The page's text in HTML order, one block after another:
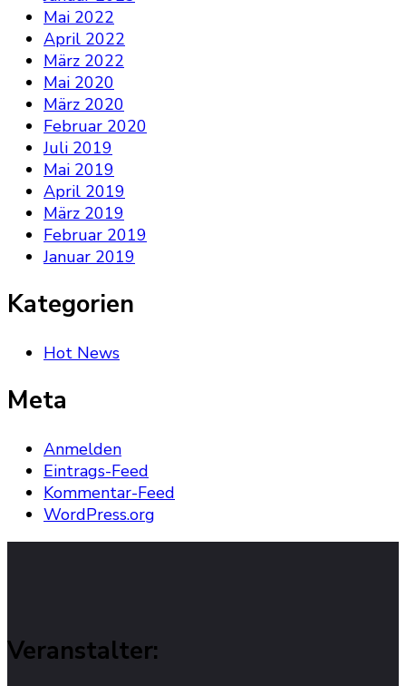
Mai 2022
April 2022
März 2022
Mai 2020
März 2020
Februar 2020
Juli 2019
Mai 2019
April 2019
März 2019
Februar 2019
Januar 2019
Kategorien
Hot News
Meta
Anmelden
Eintrags-Feed
Kommentar-Feed
WordPress.org
Veranstalter: